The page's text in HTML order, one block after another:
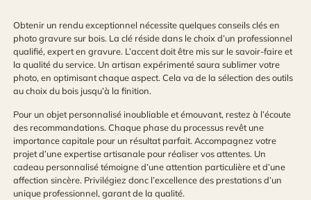
Obtenir un rendu exceptionnel nécessite quelques conseils clés en
photo gravure sur bois. La clé réside dans le choix d’un professionnel
qualifié, expert en gravure. L’accent doit être mis sur le savoir-faire et
la qualité du service. Un artisan expérimenté saura sublimer votre
photo, en optimisant chaque aspect. Cela va de la sélection des outils
au choix du bois jusqu’à la finition.
Pour un objet personnalisé inoubliable et émouvant, restez à l’écoute
des recommandations. Chaque phase du processus revêt une
importance capitale pour un résultat parfait. Accompagnez votre
projet d’une expertise artisanale pour réaliser vos attentes. Un
cadeau personnalisé témoigne d’une attention particulière et d’une
affection sincère. Privilégiez donc l’excellence des prestations d’un
unique professionnel, garant de la qualité.